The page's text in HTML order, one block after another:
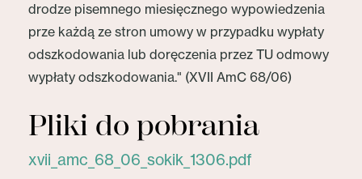
drodze pisemnego miesięcznego wypowiedzenia
prze każdą ze stron umowy w przypadku wypłaty
odszkodowania lub doręczenia przez TU odmowy
wypłaty odszkodowania." (XVII AmC 68/06)
Pliki do pobrania
xvii_amc_68_06_sokik_1306.pdf